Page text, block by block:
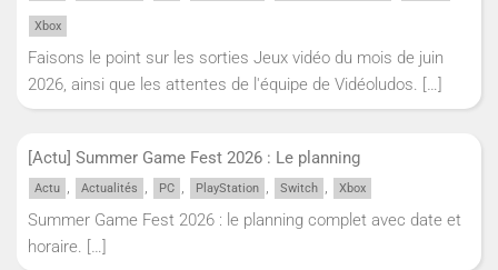
Xbox
Faisons le point sur les sorties Jeux vidéo du mois de juin
2026, ainsi que les attentes de l'équipe de Vidéoludos. […]
[Actu] Summer Game Fest 2026 : Le planning
Actu , Actualités , PC , PlayStation , Switch , Xbox
Summer Game Fest 2026 : le planning complet avec date et
horaire. […]